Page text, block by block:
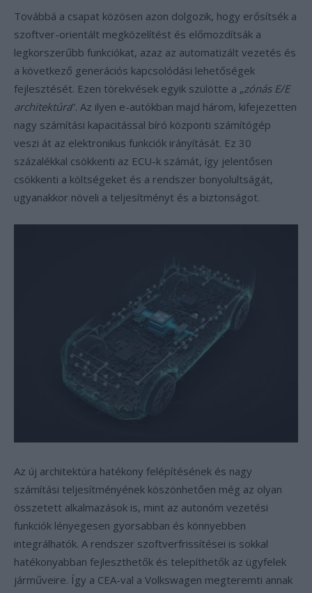
Továbbá a csapat közösen azon dolgozik, hogy erősítsék a
szoftver-orientált megközelítést és előmozdítsák a
legkorszerűbb funkciókat, azaz az automatizált vezetés és
a következő generációs kapcsolódási lehetőségek
fejlesztését. Ezen törekvések egyik szülötte a „zónás E/E
architektúra”. Az ilyen e-autókban majd három, kifejezetten
nagy számítási kapacitással bíró központi számítógép
veszi át az elektronikus funkciók irányítását. Ez 30
százalékkal csökkenti az ECU-k számát, így jelentősen
csökkenti a költségeket és a rendszer bonyolultságát,
ugyanakkor növeli a teljesítményt és a biztonságot.
Az új architektúra hatékony felépítésének és nagy
számítási teljesítményének köszönhetően még az olyan
összetett alkalmazások is, mint az autonóm vezetési
funkciók lényegesen gyorsabban és könnyebben
integrálhatók. A rendszer szoftverfrissítései is sokkal
hatékonyabban fejleszthetők és telepíthetők az ügyfelek
járműveire. Így a CEA-val a Volkswagen megteremti annak